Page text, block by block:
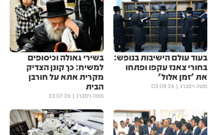
בעוד עולם הישיבות בנופש:
בחורי צאנז עקפו ופתחו
את 'זמן אלול'
משה ויסברג 03.08.26
בשירי גאולה וכיסופים
למשיח: כך קונן הצדיק
מקרית אתא על חורבן
הבית
משה ויסברג 23.07.26